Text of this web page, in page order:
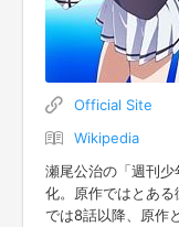
Official Site
Wikipedia
瀬尾公治の「週刊
化。原作ではとあ
では8話以降、原作